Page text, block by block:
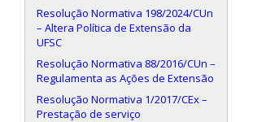
Resolução Normativa 198/2024/CUn
– Altera Política de Extensão da
UFSC
Resolução Normativa 88/2016/CUn –
Regulamenta as Ações de Extensão
Resolução Normativa 1/2017/CEx –
Prestação de serviço